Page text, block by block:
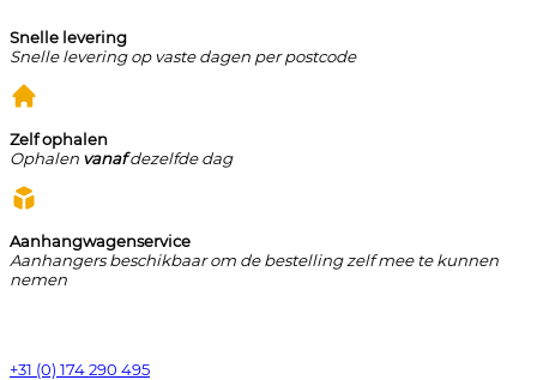
Snelle levering
Snelle levering op vaste dagen per postcode
Zelf ophalen
Ophalen vanafdezelfde dag
Aanhangwagenservice
Aanhangers beschikbaar om de bestelling zelf mee te kunnen
nemen
+31 (0) 174 290 495